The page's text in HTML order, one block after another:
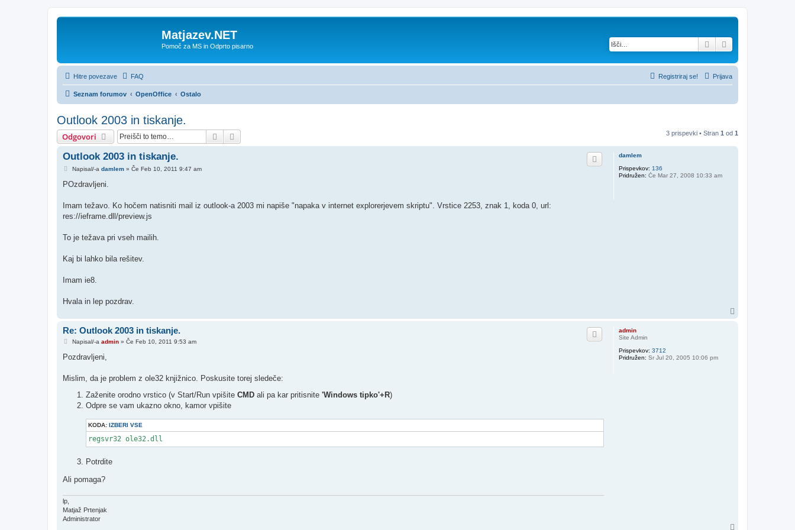
Matjazev.NET
Pomoč za MS in Odprto pisarno Iskanje
Hitre povezave FAQ Prijava
Registriraj se!
Seznam forumov OpenOffice Ostalo
Outlook 2003 in tiskanje.
Odgovori Iskanje 3 prispevki • Stran 1 od 1
damlem
Prispevkov: 136
Pridružen: Če Mar 27, 2008 10:33 am
Outlook 2003 in tiskanje.
O
g
o
Napisal/-a damlem» Če Feb 10, 2011 9:47 am
POzdravljeni.
Imam težavo. Ko hočem natisniti mail iz outlook-a 2003 mi napiše "napaka v internet explorerjevem skriptu". Vrstice 2253, znak 1, koda 0, url:
res://ieframe.dll/preview.js
To je težava pri vseh mailih.
Kaj bi lahko bila rešitev.
Imam ie8.
Hvala in lep pozdrav.
admin
Site Admin
Prispevkov: 3712
Pridružen: Sr Jul 20, 2005 10:06 pm
Re: Outlook 2003 in tiskanje.
O
g
o
Napisal/-a admin» Če Feb 10, 2011 9:53 am
Pozdravljeni,
Mislim, da je problem z ole32 knjižnico. Poskusite torej sledeče:
Zaženite orodno vrstico (v Start/Run vpišite CMD ali pa kar pritisnite 'Windows tipko'+R)
Odpre se vam ukazno okno, kamor vpišite
KODA: IZBERI VSE
Potrdite
Ali pomaga?
lp,
Matjaž Prtenjak
Administrator